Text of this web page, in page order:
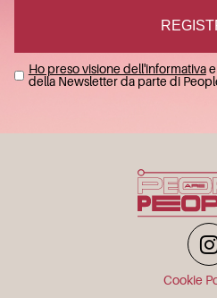
Ho preso visione dell'informativae
della Newsletter da parte di
Cookie